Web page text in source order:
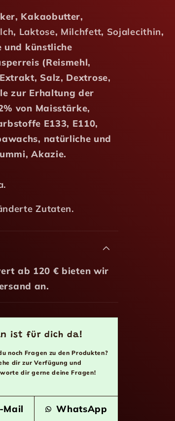
Kakaobutter,
, Laktose, Milchfett, Sojalecithin,
und künstliche
(Reismehl,
Salz, Dextrose,
zur Erhaltung der
von Maisstärke,
E133, E110,
natürliche und
Akazie.
Zutaten.
ab 120 € bieten wir
an.
ist für dich da!
noch Fragen zu den Produkten?
dir zur Verfügung und
dir gerne deine Fragen!
Mail WhatsApp